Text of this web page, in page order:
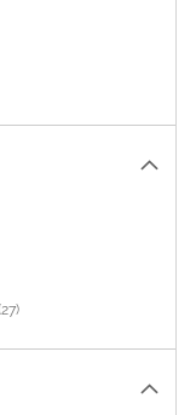
27items